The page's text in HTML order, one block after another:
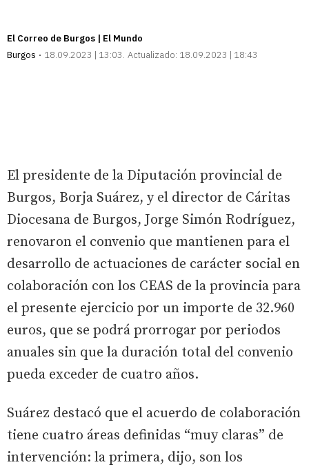
El Correo de Burgos | El Mundo
Burgos
18.09.2023 | 13:03 Actualizado: 18.09.2023 | 18:43
El presidente de la Diputación provincial de
Burgos, Borja Suárez, y el director de Cáritas
Diocesana de Burgos, Jorge Simón Rodríguez,
renovaron el convenio que mantienen para el
desarrollo de actuaciones de carácter social en
colaboración con los CEAS de la provincia para
el presente ejercicio por un importe de 32.960
euros, que se podrá prorrogar por periodos
anuales sin que la duración total del convenio
pueda exceder de cuatro años.
Suárez destacó que el acuerdo de colaboración
tiene cuatro áreas definidas “muy claras” de
intervención: la primera, dijo, son los